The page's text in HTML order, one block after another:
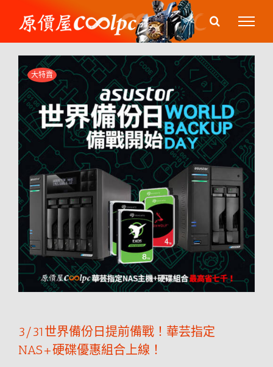
content
大特賣
3/31世界備份日提前備戰！華芸指定
NAS+硬碟優惠組合上線！